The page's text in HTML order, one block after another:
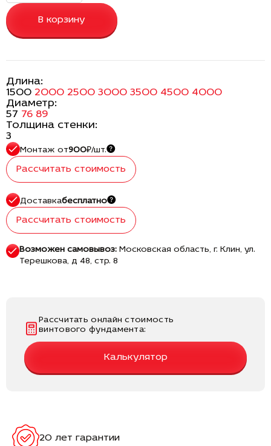
В корзину
Длина:
1500 2000 2500 3000 3500 4500 4000
Диаметр:
57 76 89
Толщина стенки:
3
Монтаж от900₽/шт.
Рассчитать стоимость
Доставкабесплатно
Рассчитать стоимость
Возможен самовывоз:Московская область, г. Клин, ул.
Терешкова, д 48, стр. 8
Рассчитать онлайн стоимость
винтового фундамента:
Калькулятор
20 лет гарантии